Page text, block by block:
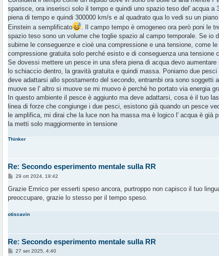
a
g
i
sparisce, ora inserisci solo il tempo e quindi uno spazio teso del' acqua a
piena di tempo e quindi 300000 km/s e al quadrato qua lo vedi su un
Einstein a semplificato
. Il campo tempo è omogeneo ora però poni le
spazio teso sono un volume che toglie spazio al campo temporale. Se io
subirne le conseguenze e cioè una compressione e una tensione, come
compressione gratuita solo perché esisto e di conseguenza una tensione
Se dovessi mettere un pesce in una sfera piena di acqua devo
lo schiaccio dentro, la gravità gratuita e quindi massa. Poniamo due
deve adattarsi allo spostamento del secondo, entrambi ora sono soggetti
muove se l' altro si muove se mi muovo è perché ho portato via energia
In questo ambiente il pesce è aggiunto ma deve adattarsi, cosa è il tuo
linea di forze che congiunge i due pesci, esistono già quando un pesce
le amplifica, mi dirai che la luce non ha massa ma è logico l' acqua è già
la metti solo maggiormente in tensione
Thinker
Re: Secondo esperimento mentale sulla RR
M
s
a
i
29 ott 2024, 19:42
Grazie Emrico per esserti speso ancora, purtroppo non capisco il tuo
preoccupare, grazie lo stesso per il tempo speso.
otiscavin
Re: Secondo esperimento mentale sulla RR
M27 set 2025, 4:40